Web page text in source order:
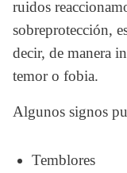
ruidos
sobreprotección,
decir, de manera
temor o fobia.
Algunos signos
Temblores